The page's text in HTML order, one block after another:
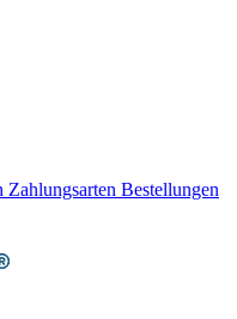
Zahlungsarten Bestellungen